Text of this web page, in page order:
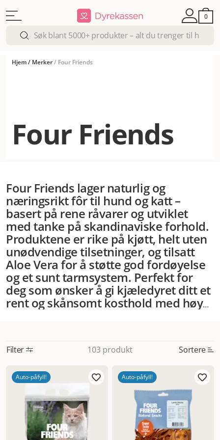
0
Hjem/ Merker/ Four Friends
Four Friends
Four Friends lager naturlig og
næringsrikt fôr til hund og katt –
basert på rene råvarer og utviklet
med tanke på skandinaviske forhold.
Produktene er rike på kjøtt, helt uten
unødvendige tilsetninger, og tilsatt
Aloe Vera for å støtte god fordøyelse
og et sunt tarmsystem. Perfekt for
deg som ønsker å gi kjæledyret ditt et
rent og skånsomt kosthold med høy
Fôret er fri for gluten og kunstige
kjøttandelen gjør det ekstra fristende
selv for kresne hunder og katter.Four
Friends har fokus på helse, smak og
kvalitet – og tilbyr i tillegg 100 %
smaksgaranti. Det betyr at du trygt
Filter 103 produkt Sortere
Mest relevant
Høyest pris
Lavest pris
Auto-påfyll! Auto-påfyll!